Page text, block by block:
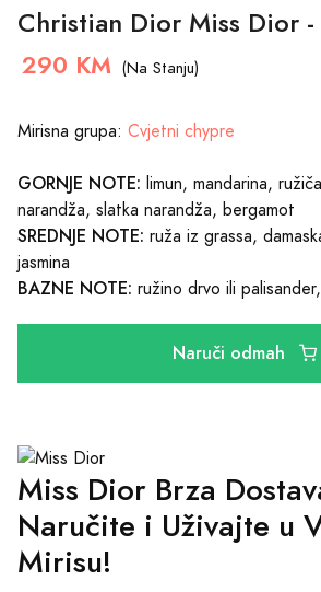
Christian Dior Miss Dior
290 KM (Na Stanju)
Mirisna grupa: Cvjetni chypre
GORNJE NOTE: limun, mandarina,
narandža, slatka narandža, bergamot
SREDNJE NOTE: ruža iz grassa,
jasmina
BAZNE NOTE: ružino drvo ili
Naruči odmah
Miss Dior Brza
Naručite i Uživajte u
Mirisu!